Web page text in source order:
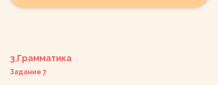
3.Грамматика
Задание 7